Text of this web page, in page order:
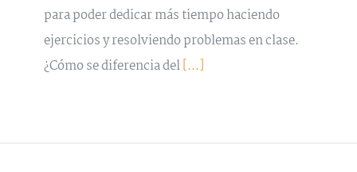
para poder dedicar más tiempo haciendo
ejercicios y resolviendo problemas en clase.
¿Cómo se diferencia del[...]